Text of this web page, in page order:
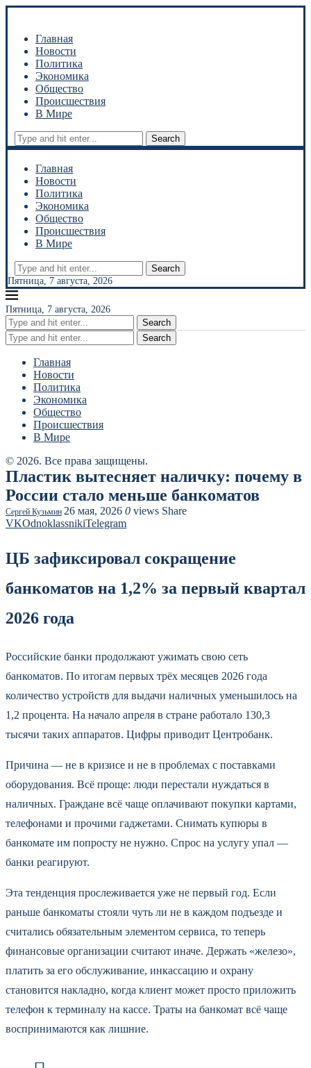
Главная
Новости
Политика
Экономика
Общество
Происшествия
В Мире
Search
Главная
Новости
Политика
Экономика
Общество
Происшествия
В Мире
Search
Пятница, 7 августа, 2026
Пятница, 7 августа, 2026
Search
Search
Главная
Новости
Политика
Экономика
Общество
Происшествия
В Мире
© 2026. Все права защищены.
Пластик вытесняет наличку: почему в
России стало меньше банкоматов
Сергей Кузьмин 26 мая, 2026 0 views Share
VKOdnoklassnikiTelegram
ЦБ зафиксировал сокращение
банкоматов на 1,2% за первый квартал
2026 года
Российские банки продолжают ужимать свою сеть
банкоматов. По итогам первых трёх месяцев 2026 года
количество устройств для выдачи наличных уменьшилось на
1,2 процента. На начало апреля в стране работало 130,3
тысячи таких аппаратов. Цифры приводит Центробанк.
Причина — не в кризисе и не в проблемах с поставками
оборудования. Всё проще: люди перестали нуждаться в
наличных. Граждане всё чаще оплачивают покупки картами,
телефонами и прочими гаджетами. Снимать купюры в
банкомате им попросту не нужно. Спрос на услугу упал —
банки реагируют.
Эта тенденция прослеживается уже не первый год. Если
раньше банкоматы стояли чуть ли не в каждом подъезде и
считались обязательным элементом сервиса, то теперь
финансовые организации считают иначе. Держать «железо»,
платить за его обслуживание, инкассацию и охрану
становится накладно, когда клиент может просто приложить
телефон к терминалу на кассе. Траты на банкомат всё чаще
воспринимаются как лишние.